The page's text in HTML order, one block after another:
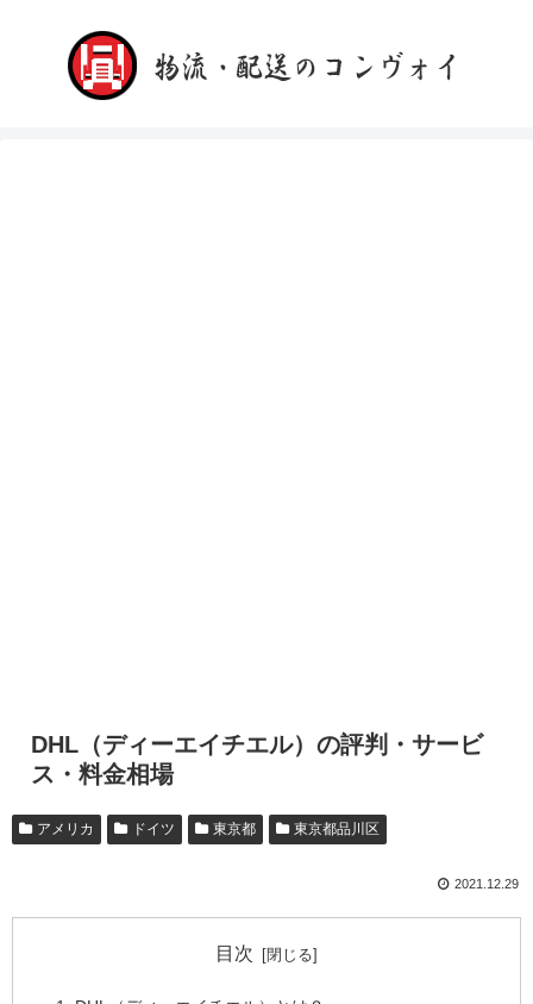
DHL（ディーエイチエル）の評判・サービ
ス・料金相場
アメリカ ドイツ 東京都 東京都品川区
2021.12.29
目次